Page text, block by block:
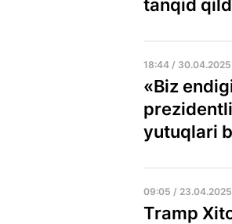
tanqid
18:44 / 30.04.2025
«Biz
yutuqlari
09:05 / 23.04.2025
Tramp